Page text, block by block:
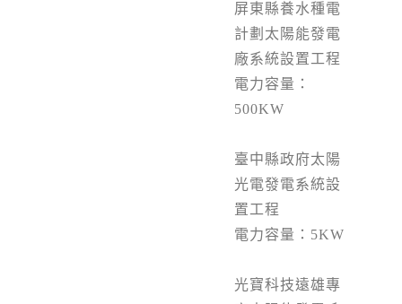
屏東縣養水種電
計劃太陽能發電
廠系統設置工程
電力容量：
500KW
臺中縣政府太陽
光電發電系統設
置工程
電力容量：5KW
光寶科技遠雄專